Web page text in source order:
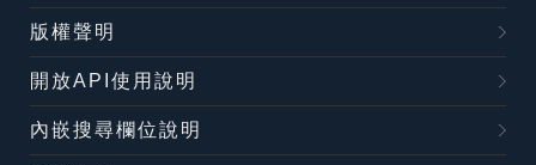
版權聲明
開放API使用說明
內嵌搜尋欄位說明